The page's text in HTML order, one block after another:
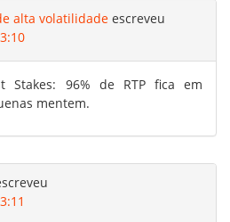
alta volatilidade escreveu
Stakes: 96% de RTP fica em
mentem.